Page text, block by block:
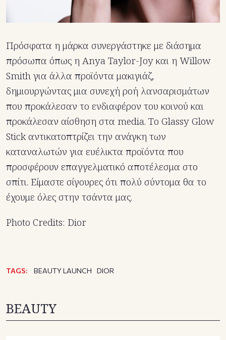
Πρόσφατα η μάρκα συνεργάστηκε με διάσημα
πρόσωπα όπως η Anya Taylor-Joy και η Willow
Smith για άλλα προϊόντα μακιγιάζ,
δημιουργώντας μια συνεχή ροή λανσαρισμάτων
που προκάλεσαν το ενδιαφέρον του κοινού και
προκάλεσαν αίσθηση στα media. Tο Glassy Glow
Stick αντικατοπτρίζει την ανάγκη των
καταναλωτών για ευέλικτα προϊόντα που
προσφέρουν επαγγελματικό αποτέλεσμα στο
σπίτι. Είμαστε σίγουρες ότι πολύ σύντομα θα το
έχουμε όλες στην τσάντα μας.
Photo Credits: Dior
TAGS: BEAUTY LAUNCH DIOR
BEAUTY